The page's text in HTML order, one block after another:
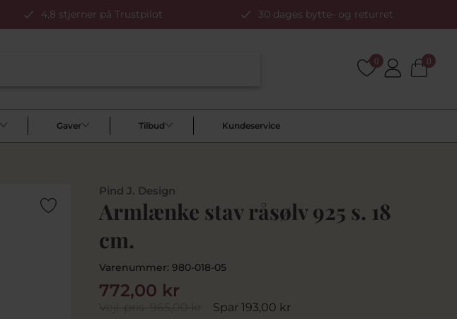
4,8 stjerner på Trustpilot 30 dages bytte- og returret
0 0
Gaver Tilbud Kundeservice
Pind J. Design
Armlænke stav råsølv 925 s. 18
cm.
Varenummer: 980-018-05
Vejl. pris965,00 kr Spar 193,00 kr
772,00 kr